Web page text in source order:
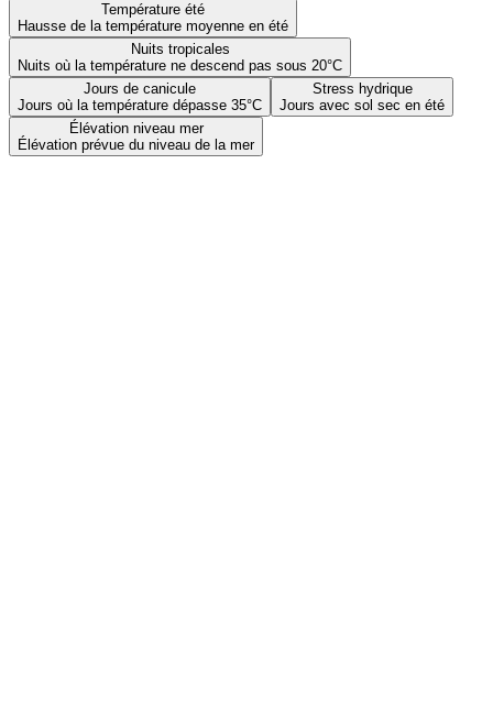
Température été
Hausse de la température moyenne en été
Nuits tropicales
Nuits où la température ne descend pas sous 20°C
Jours de canicule
Jours où la température dépasse 35°C
Stress hydrique
Jours avec sol sec en été
Élévation niveau mer
Élévation prévue du niveau de la mer